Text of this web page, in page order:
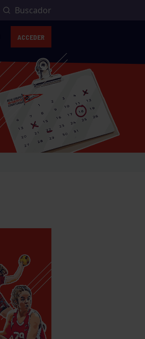
Buscador
ACCEDER